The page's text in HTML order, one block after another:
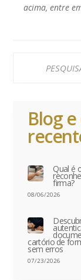
acima, entre
Blog
Qual é
firma?
08/06/2026
cartório de
sem erros
07/23/2026